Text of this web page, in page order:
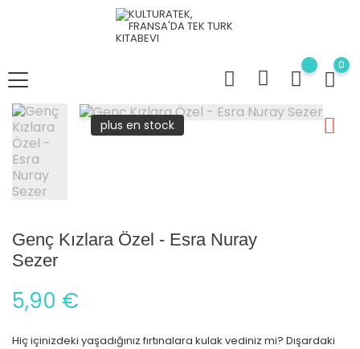
0
plus en stock
Genç Kızlara Özel - Esra Nuray
Sezer
5,90 €
Hiç içinizdeki yaşadığınız fırtınalara kulak vediniz mi? Dışardaki